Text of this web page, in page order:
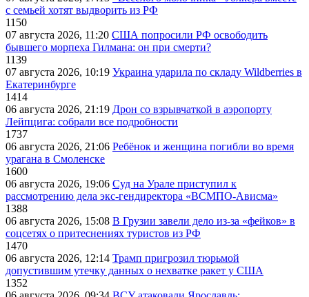
с семьей хотят выдворить из РФ
1150
07 августа 2026, 11:20 США попросили РФ освободить
бывшего морпеха Гилмана: он при смерти?
1139
07 августа 2026, 10:19 Украина ударила по складу Wildberries в
Екатеринбурге
1414
06 августа 2026, 21:19 Дрон со взрывчаткой в аэропорту
Лейпцига: собрали все подробности
1737
06 августа 2026, 21:06 Ребёнок и женщина погибли во время
урагана в Смоленске
1600
06 августа 2026, 19:06 Суд на Урале приступил к
рассмотрению дела экс-гендиректора «ВСМПО-Ависма»
1388
06 августа 2026, 15:08 В Грузии завели дело из-за «фейков» в
соцсетях о притеснениях туристов из РФ
1470
06 августа 2026, 12:14 Трамп пригрозил тюрьмой
допустившим утечку данных о нехватке ракет у США
1352